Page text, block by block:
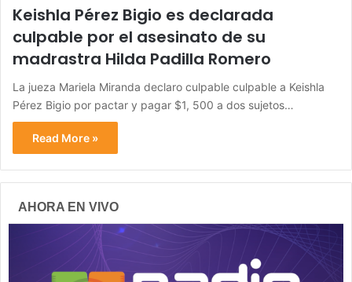
Keishla Pérez Bigio es declarada
culpable por el asesinato de su
madrastra Hilda Padilla Romero
La jueza Mariela Miranda declaro culpable culpable a Keishla
Pérez Bigio por pactar y pagar $1, 500 a dos sujetos…
Read More »
AHORA EN VIVO